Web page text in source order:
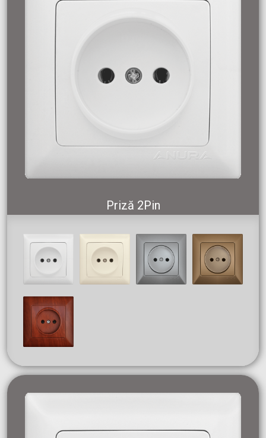
Priză 2Pin